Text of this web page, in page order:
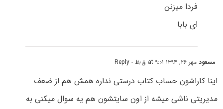
فردا میزنن
ای بابا
مسعودمهر ۲۶, ۱۳۹۴ at ۹:۰۱ ق٫ظ - Reply
اینا کاراشون حساب کتاب درستی نداره همش هم از ضعف
مدیریتی ناشی میشه از اون سایتشون هم یه سوال میکنی به